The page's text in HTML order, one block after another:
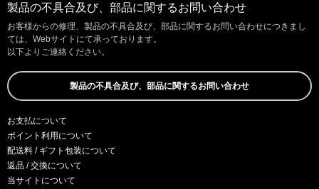
製品の不具合及び、部品に関するお問い合わせ
お客様からの修理、製品の不具合及び、部品に関するお問い合わせにつきまし
ては、Webサイトにて承っております。
以下よりご連絡ください。
製品の不具合及び、部品に関するお問い合わせ
お支払について
ポイント利用について
配送料 / ギフト包装について
返品 / 交換について
当サイトについて